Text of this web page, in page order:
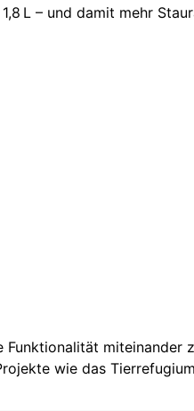
L – und damit mehr
wie das